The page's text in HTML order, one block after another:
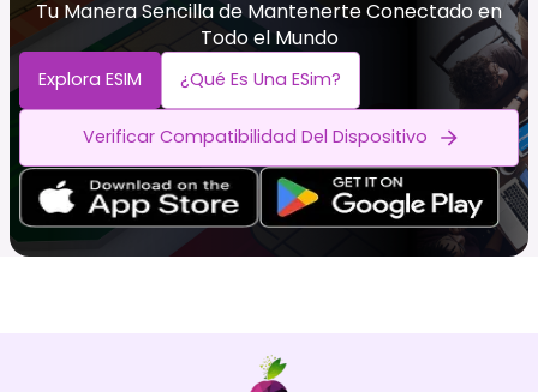
Tu Manera Sencilla de Mantenerte Conectado en
Todo el Mundo
Explora ESIM ¿Qué Es Una ESim?
Verificar Compatibilidad Del Dispositivo